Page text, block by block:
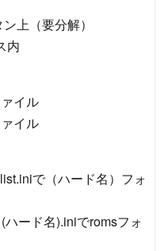
上（要分解）
内
イル
イル
で（ハード名）フォ
ード名).iniでromsフォ